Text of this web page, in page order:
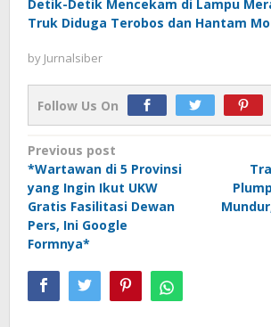
Detik-Detik Mencekam di Lampu
Truk Diduga Terobos dan Hantam
by Jurnalsiber
Follow Us On
Post
navigation
Previous post
*Wartawan di 5 Provinsi
yang Ingin Ikut UKW
Gratis Fasilitasi Dewan
Pers, Ini Google
Formnya*